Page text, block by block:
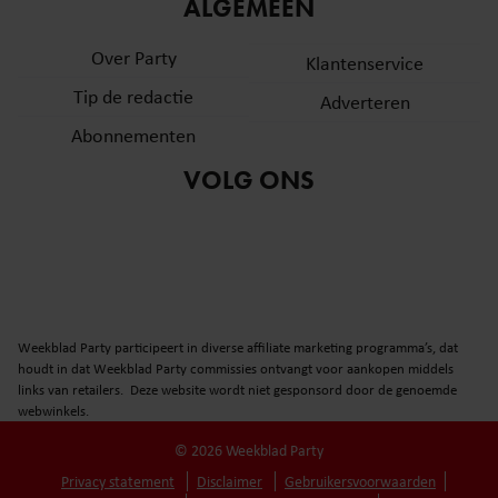
partners kunnen deze gegevens combineren met andere
verzameld op basis van uw gebruik van hun services. U
gaat akkoord met onze cookies als u onze website blijft
ALGEMEEN
Over Party
Tip de redactie
Abonnementen
Klantenservice
Adverteren
VOLG ONS
Weekblad Party participeert in diverse affiliate marketing programma’s, dat
houdt in dat Weekblad Party commissies ontvangt voor aankopen middels
links van retailers. Deze website wordt niet gesponsord door de genoemde
webwinkels.
© 2026 Weekblad Party
Privacy statement
Disclaimer
Gebruikersvoorwaarden